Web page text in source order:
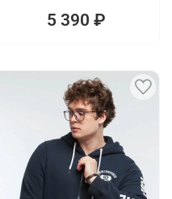
5 390 ₽